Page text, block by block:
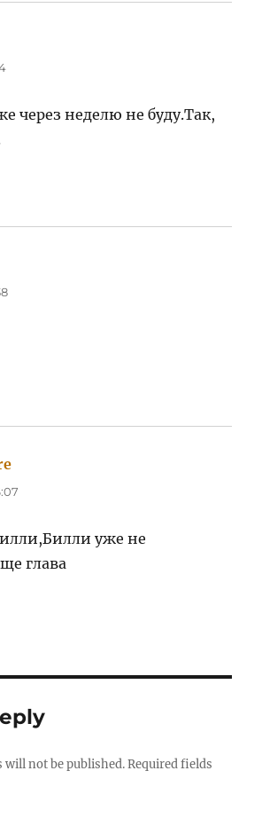
через неделю не буду.Так,
уже не
глава
will not be published. Required fields